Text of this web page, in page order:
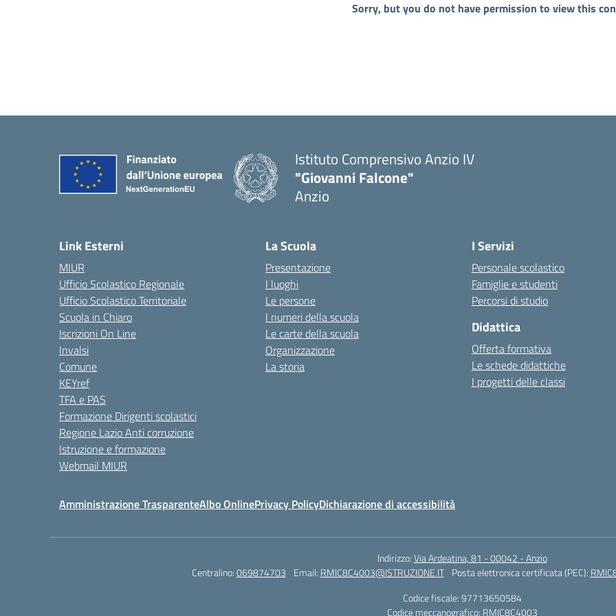
Sorry, but you do not have permission to view this
Istituto Comprensivo Anzio IV
"Giovanni Falcone"
Anzio
Link Esterni
MIUR
Ufficio Scolastico Regionale
Ufficio Scolastico Territoriale
Scuola in Chiaro
Iscrizioni On Line
Invalsi
Comune
KEYref
TFA e PAS
Formazione Dirigenti scolastici
Regione Lazio Anti corruzione
Istruzione e formazione
Webmail MIUR
La Scuola
Presentazione
I luoghi
Le persone
I numeri della scuola
Le carte della scuola
Organizzazione
La storia
I Servizi
Personale scolastico
Famiglie e studenti
Percorsi di studio
Didattica
Offerta formativa
Le schede didattiche
I progetti delle classi
Amministrazione TrasparenteAlbo OnlinePrivacy PolicyDichiarazione di accessibilità
Indirizzo:Via Ardeatina, 81 - 00042 - Anzio
Centralino:069874703 Email: RMIC8C4003@ISTRUZIONE.IT Posta elettronica certificata (PEC):
Codice fiscale: 97713650584
Codice meccanografico: RMIC8C4003